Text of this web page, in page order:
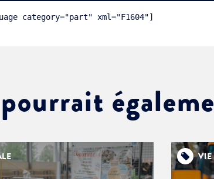
category="part" xml="F1604"]
VIE